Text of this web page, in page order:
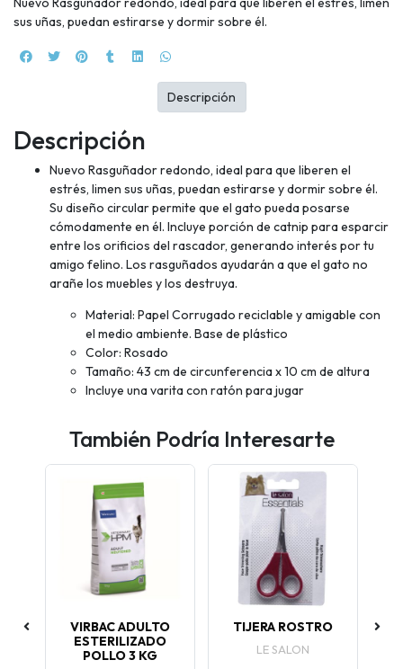
sus uñas, puedan estirarse y dormir sobre él.
Descripción
Nuevo Rasguñador redondo, ideal para que liberen el
estrés, limen sus uñas, puedan estirarse y dormir sobre él.
Su diseño circular permite que el gato pueda posarse
cómodamente en él. Incluye porción de catnip para esparcir
entre los orificios del rascador, generando interés por tu
amigo felino. Los rasguñados ayudarán a que el gato no
arañe los muebles y los destruya.
Material: Papel Corrugado reciclable y amigable con
el medio ambiente. Base de plástico
Color: Rosado
Tamaño: 43 cm de circunferencia x 10 cm de altura
Incluye una varita con ratón para jugar
Descripción
También Podría Interesarte
VIRBAC ADULTO
ESTERILIZADO
POLLO 3 KG
TIJERA ROSTRO
LE SALON